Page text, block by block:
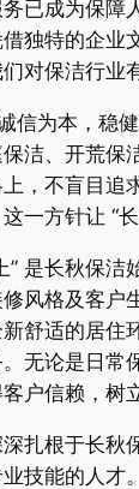
已成为保障
独特的企业
对保洁行业
信为本，稳
洁、开荒保
，不盲目追
一方针让 “
” 是长秋保
风格及客户
舒适的居住
无论是日常
户信赖，树
深扎根于长
技能的人才